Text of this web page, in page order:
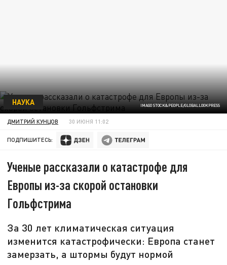
IMAGO STOCK&PEOPLE/GLOBALLOOKPRESS
НАУКА
ДМИТРИЙ КУНЦОВ 30 ИЮНЯ 11:02
ПОДПИШИТЕСЬ:
Ученые рассказали о катастрофе для
Европы из-за скорой остановки
Гольфстрима
За 30 лет климатическая ситуация
изменится катастрофически: Европа станет
замерзать, а штормы будут нормой